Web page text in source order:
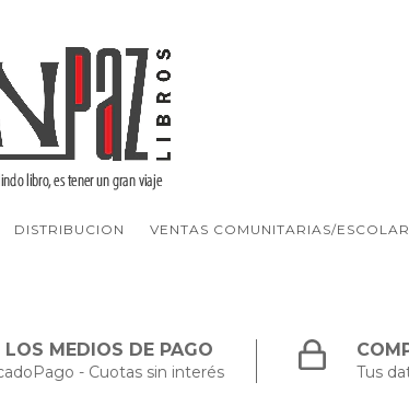
DISTRIBUCION VENTAS COMUNITARIAS/
MEDIOS DE PAGO
- Cuotas sin interés Tus